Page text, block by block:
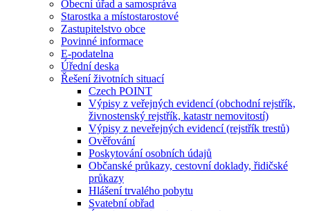
Obecní úřad a samospráva
Starostka a místostarostové
Zastupitelstvo obce
Povinné informace
E-podatelna
Úřední deska
Řešení životních situací
Czech POINT
Výpisy z veřejných evidencí (obchodní rejstřík,
živnostenský rejstřík, katastr nemovitostí)
Výpisy z neveřejných evidencí (rejstřík trestů)
Ověřování
Poskytování osobních údajů
Občanské průkazy, cestovní doklady, řidičské
průkazy
Hlášení trvalého pobytu
Svatební obřad